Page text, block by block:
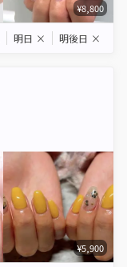
¥8,800
明日 × 明後日 ×
¥5,900